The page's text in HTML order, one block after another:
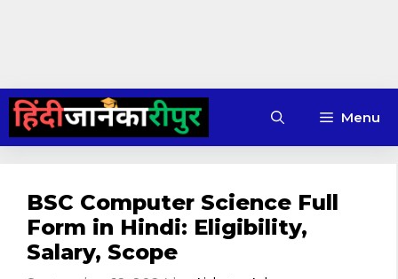
Skip
content
Menu
BSC Computer Science Full
Form in Hindi: Eligibility,
Salary, Scope